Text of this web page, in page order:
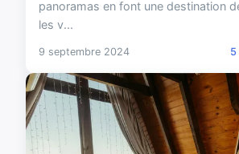
panoramas en font une destination
les v...
9 septembre 2024